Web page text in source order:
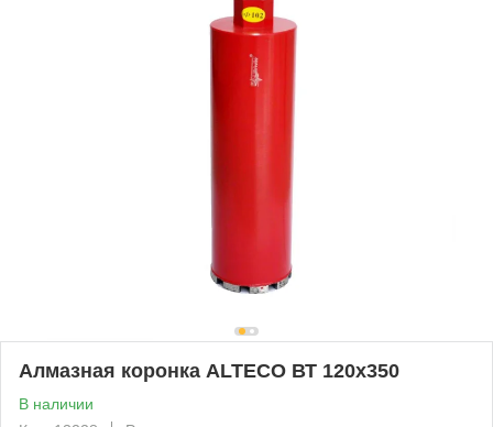
Алмазная коронка ALTECO ВТ 120х350
В наличии